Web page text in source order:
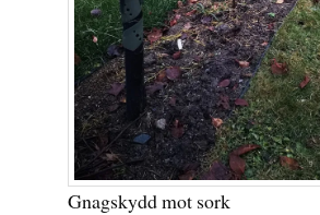
Gnagskydd mot sork